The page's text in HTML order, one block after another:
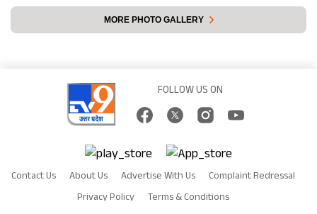
MORE PHOTO GALLERY
FOLLOW US ON
Contact Us About Us Advertise With Us
Complaint Redressal
Privacy Policy
Terms & Conditions